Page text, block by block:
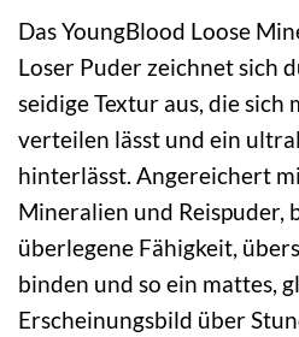
Das YoungBlood Loose
Loser Puder zeichnet sich
seidige Textur aus, die
verteilen lässt und ein
hinterlässt. Angereichert
Mineralien und Reispuder,
überlegene Fähigkeit,
binden und so ein mattes,
Erscheinungsbild über